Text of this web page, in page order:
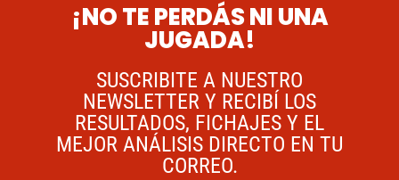
¡NO TE PERDÁS NI UNA
JUGADA!
SUSCRIBITE A NUESTRO
NEWSLETTER Y RECIBÍ LOS
RESULTADOS, FICHAJES Y EL
MEJOR ANÁLISIS DIRECTO EN TU
CORREO.